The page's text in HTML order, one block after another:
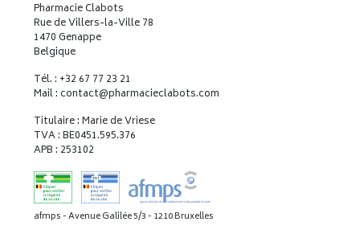
Pharmacie Clabots
Rue de Villers-la-Ville 78
1470 Genappe
Belgique
Tél. : +32 67 77 23 21
Mail : contact@pharmacieclabots.com
Titulaire : Marie de Vriese
TVA : BE0451.595.376
APB : 253102
afmps - Avenue Galilée 5/3 - 1210 Bruxelles